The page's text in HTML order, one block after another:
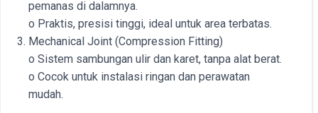
pemanas di dalamnya.
o Praktis, presisi tinggi, ideal untuk area terbatas.
Mechanical Joint (Compression Fitting)
o Sistem sambungan ulir dan karet, tanpa alat berat.
o Cocok untuk instalasi ringan dan perawatan
mudah.